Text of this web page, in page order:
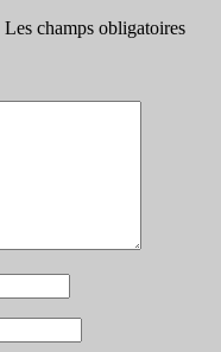
Les champs obligatoires